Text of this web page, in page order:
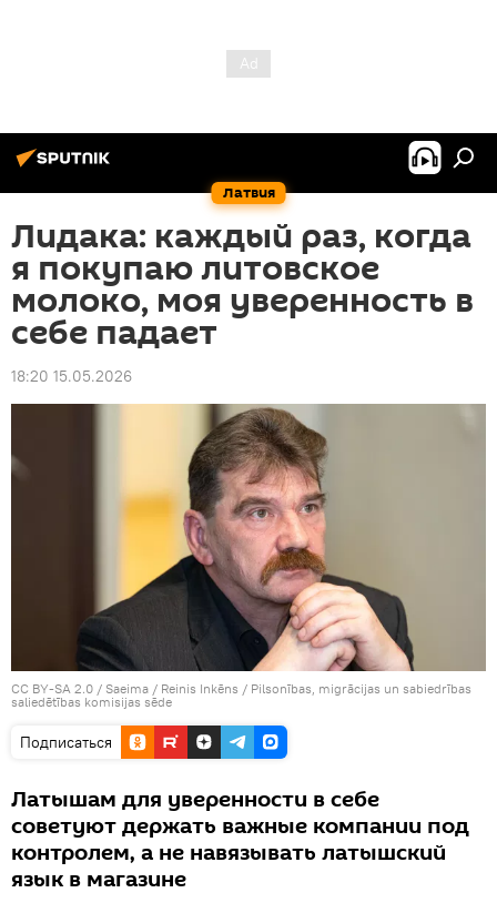
Латвия
Лидака: каждый раз, когда
я покупаю литовское
молоко, моя уверенность в
себе падает
18:20 15.05.2026
CC BY-SA 2.0 / Saeima / Reinis Inkēns / Pilsonības, migrācijas un sabiedrības
saliedētības komisijas sēde
Подписаться
Латышам для уверенности в себе
советуют держать важные компании под
контролем, а не навязывать латышский
язык в магазине